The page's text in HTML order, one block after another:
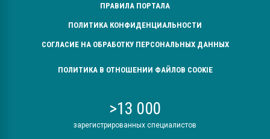
ПРАВИЛА ПОРТАЛА
ПОЛИТИКА КОНФИДЕНЦИАЛЬНОСТИ
СОГЛАСИЕ НА ОБРАБОТКУ ПЕРСОНАЛЬНЫХ ДАННЫХ
ПОЛИТИКА В ОТНОШЕНИИ ФАЙЛОВ COOKIE
>13 000
зарегистрированных специалистов